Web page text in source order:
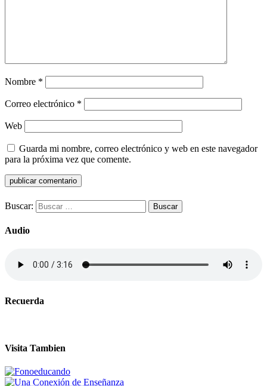
Nombre *
Correo electrónico *
Web
Guarda mi nombre, correo electrónico y web en este navegador
para la próxima vez que comente.
Buscar:
Audio
Recuerda
Visita Tambien